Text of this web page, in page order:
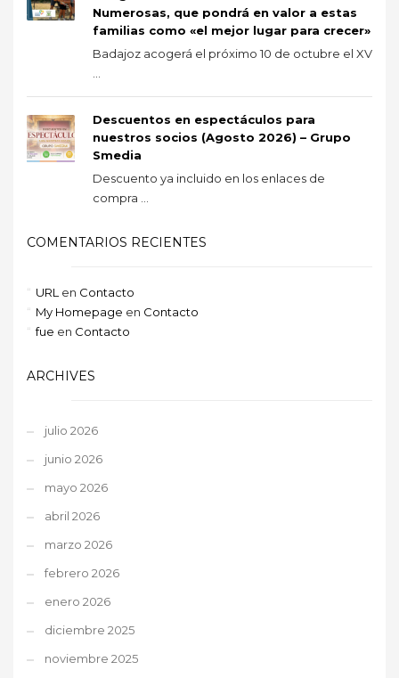
Numerosas, que pondrá en valor a estas
familias como «el mejor lugar para crecer»
Badajoz acogerá el próximo 10 de octubre el XV
Descuentos en espectáculos para
nuestros socios (Agosto 2026) – Grupo
Smedia
Descuento ya incluido en los enlaces de
compra ...
COMENTARIOS RECIENTES
URL en Contacto
My Homepage en Contacto
fue en Contacto
ARCHIVES
julio 2026
junio 2026
mayo 2026
abril 2026
marzo 2026
febrero 2026
enero 2026
diciembre 2025
noviembre 2025